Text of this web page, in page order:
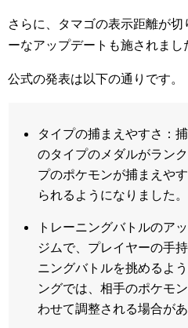
さらに、タマゴの表示距離が
ーなアップデートも施されまし
公式の発表は以下の通りです。
タイプの捕まえやすさ：
のタイプのメダルがラン
プのポケモンが捕まえや
られるようになりました。
トレーニングバトルのア
ジムで、プレイヤーの手
ニングバトルを挑めるよ
ングでは、相手のポケモ
わせて調整される場合があ